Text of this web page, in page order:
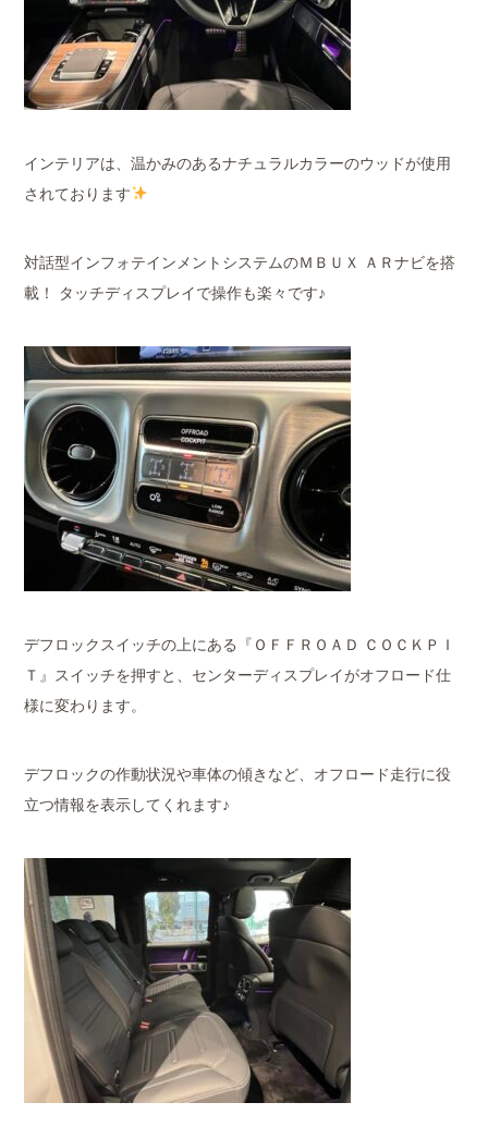
インテリアは、温かみのあるナチュラルカラーのウッドが使用
されております
対話型インフォテインメントシステムのＭＢＵＸ ＡＲナビを搭
載！ タッチディスプレイで操作も楽々です♪
デフロックスイッチの上にある『ＯＦＦＲＯＡＤ ＣＯＣＫＰＩ
Ｔ』スイッチを押すと、センターディスプレイがオフロード仕
様に変わります。
デフロックの作動状況や車体の傾きなど、オフロード走行に役
立つ情報を表示してくれます♪